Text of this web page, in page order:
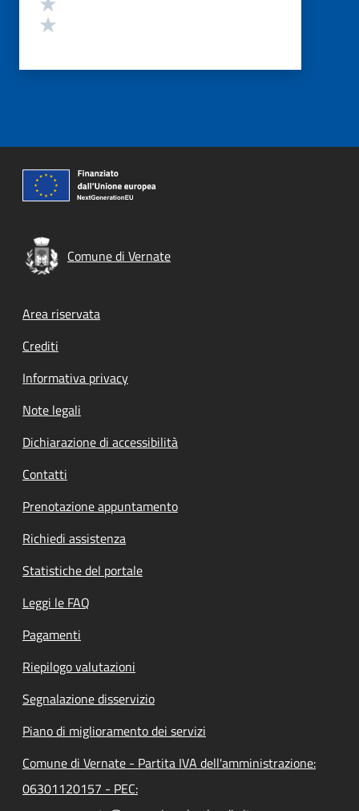
Comune di Vernate
Footer menu
Area riservata
Crediti
Informativa privacy
Note legali
Dichiarazione di accessibilità
Contatti
Prenotazione appuntamento
Richiedi assistenza
Statistiche del portale
Leggi le FAQ
Pagamenti
Riepilogo valutazioni
Segnalazione disservizio
Piano di miglioramento dei servizi
Comune di Vernate - Partita IVA dell'amministrazione:
06301120157 - PEC: